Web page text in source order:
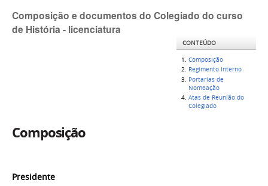
Composição e documentos do Colegiado do curso
de História - licenciatura
CONTEÚDO
Composição
Regimento Interno
Portarias de
Nomeação
Atas de Reunião do
Colegiado
Composição
Presidente